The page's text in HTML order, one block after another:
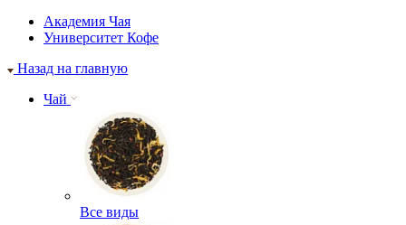
Академия Чая
Университет Кофе
Назад на главную
Чай
Все виды